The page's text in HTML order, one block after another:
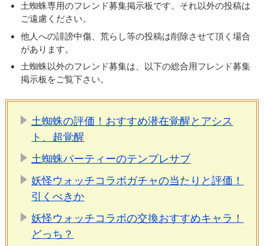
土蜘蛛専用のフレンド募集掲示板です。それ以外の投稿は
ご遠慮ください。
他人への誹謗中傷、荒らし等の投稿は削除させて頂く場合
があります。
土蜘蛛以外のフレンド募集は、以下の総合用フレンド募集
掲示板をご覧下さい。
土蜘蛛の評価！おすすめ潜在覚醒とアシス
ト、超覚醒
土蜘蛛パーティーのテンプレサブ
妖怪ウォッチコラボガチャの当たりと評価！
引くべきか
妖怪ウォッチコラボの交換おすすめキャラ！
どっち？